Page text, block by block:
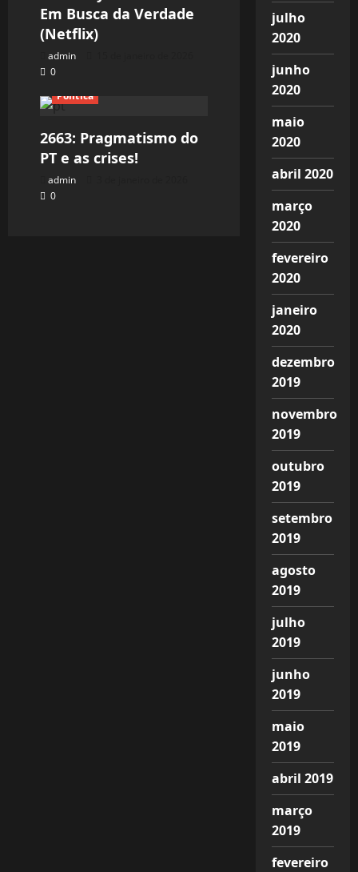
Em Busca da Verdade
(Netflix)
admin
0
Política
2663: Pragmatismo do
PT e as crises!
admin
0
julho
2020
junho
2020
maio
2020
abril 2020
março
2020
fevereiro
2020
janeiro
2020
dezembro
2019
novembro
2019
outubro
2019
setembro
2019
agosto
2019
julho
2019
junho
2019
maio
2019
abril 2019
março
2019
fevereiro